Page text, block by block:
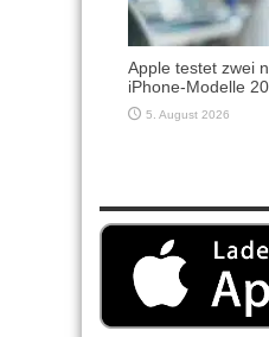
Apple testet zwei
iPhone-Modelle
5. August 2026